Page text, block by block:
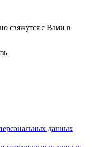
свяжутся с Вами в
данных